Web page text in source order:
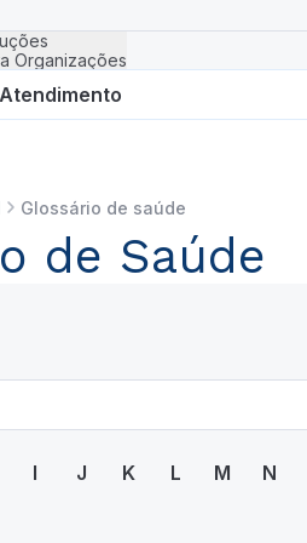
Organizações
Glossário de saúde
de Saúde
I J K L M N